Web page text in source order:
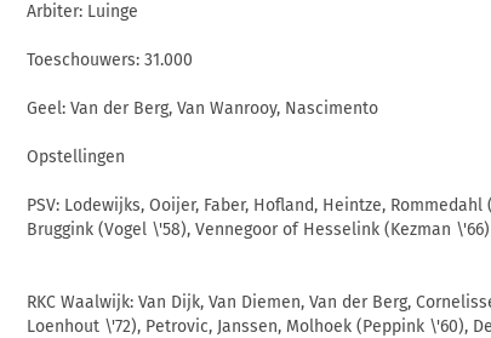
Arbiter: Luinge
Toeschouwers: 31.000
Geel: Van der Berg, Van Wanrooy, Nascimento
Opstellingen
PSV: Lodewijks, Ooijer, Faber, Hofland, Heintze,
Bruggink (Vogel \'58), Vennegoor of Hesselink (Kezman \'66)
RKC Waalwijk: Van Dijk, Van Diemen, Van der Berg,
Loenhout \'72), Petrovic, Janssen, Molhoek (Peppink \'60),